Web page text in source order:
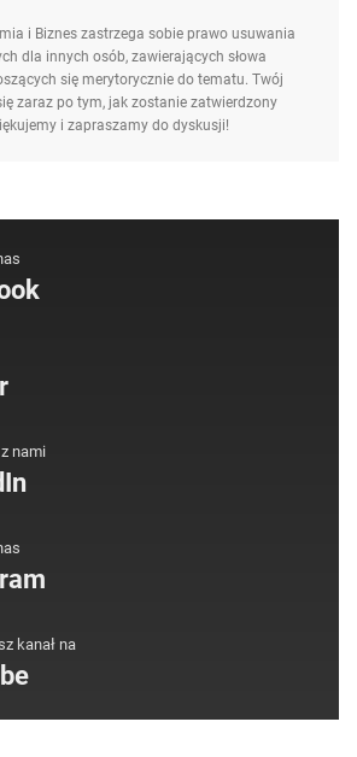
i Biznes zastrzega sobie prawo usuwania
dla innych osób, zawierających słowa
się merytorycznie do tematu. Twój
zaraz po tym, jak zostanie zatwierdzony
i zapraszamy do dyskusji!
nami
kanał na